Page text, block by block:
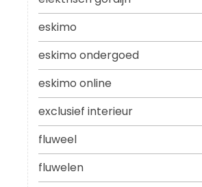
eskimo
eskimo ondergoed
eskimo online
exclusief interieur
fluweel
fluwelen